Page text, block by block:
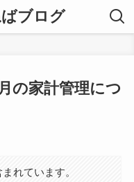
ブログ
の家計管理につ
れています。